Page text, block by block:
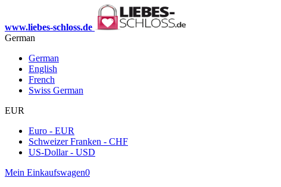
www.liebes-schloss.de
German
German
English
French
Swiss German
EUR
Euro - EUR
Schweizer Franken - CHF
US-Dollar - USD
Mein Einkaufswagen0